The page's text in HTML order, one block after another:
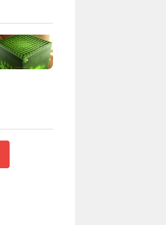
nástroj. Zítra se můžeme